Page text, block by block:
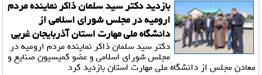
بازدید دکتر سید سلمان ذاکر نماینده مردم
ارومیه در مجلس شورای اسلامی از
دانشگاه ملی مهارت استان آذربایجان غربی
دکتر سید سلمان ذاکر نماینده مردم ارومیه در
مجلس شورای اسلامی و عضو کمیسیون صنایع و
معادن مجلس از دانشگاه ملی مهارت استان بازدید کرد